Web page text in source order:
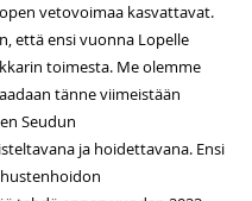
vetovoimaa kasvattavat.
että ensi vuonna Lopelle
toimesta. Me olemme
tänne viimeistään
Seudun
ja hoidettavana. Ensi